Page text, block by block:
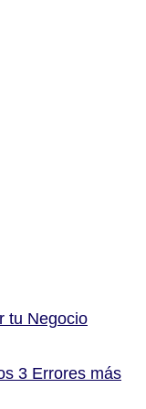
tu Negocio
3 Errores más